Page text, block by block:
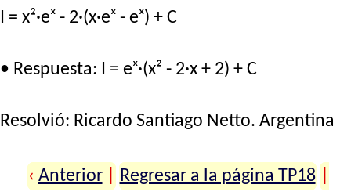
I = x²·eˣ - 2·(x·eˣ - eˣ) + C
• Respuesta: I = eˣ·(x² - 2·x + 2) + C
Resolvió: Ricardo Santiago Netto. Argentina
‹ Anterior Regresar a la página TP18